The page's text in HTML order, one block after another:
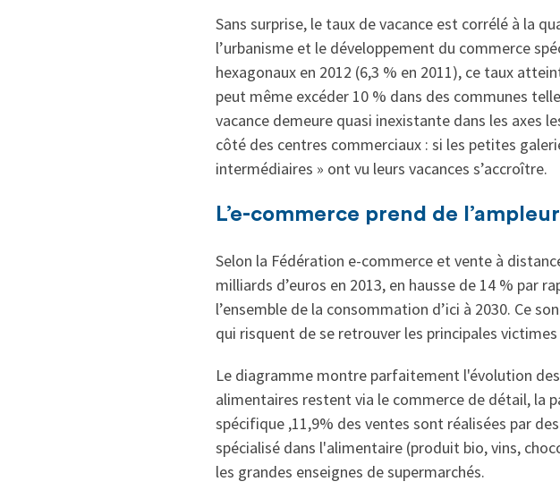
Sans surprise, le taux de vacance est corrélé à la
l’urbanisme et le développement du commerce
hexagonaux en 2012 (6,3 % en 2011), ce taux
peut même excéder 10 % dans des communes
vacance demeure quasi inexistante dans les axes
côté des centres commerciaux : si les petites
intermédiaires » ont vu leurs vacances s’accroître.
L’e-commerce prend de l’ampleur
Selon la Fédération e-commerce et vente à
milliards d’euros en 2013, en hausse de 14 % par
l’ensemble de la consommation d’ici à 2030. Ce
qui risquent de se retrouver les principales
Le diagramme montre parfaitement l'évolution
alimentaires restent via le commerce de détail, la
spécifique ,11,9% des ventes sont réalisées par
spécialisé dans l'alimentaire (produit bio, vins,
les grandes enseignes de supermarchés.